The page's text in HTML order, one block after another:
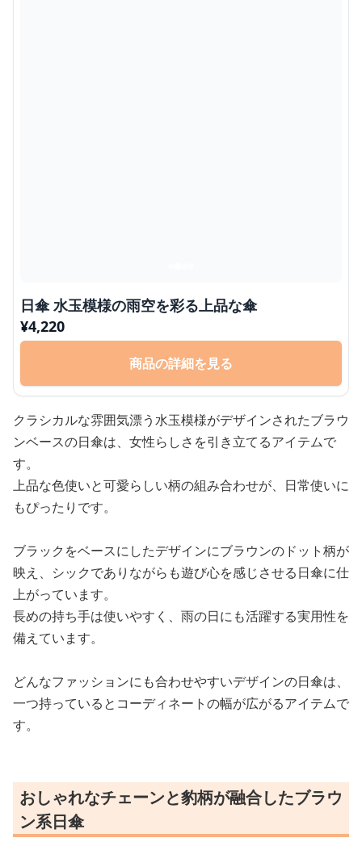
日傘 水玉模様の雨空を彩る上品な傘
¥4,220
商品の詳細を見る
クラシカルな雰囲気漂う水玉模様がデザインされたブラウ
ンベースの日傘は、女性らしさを引き立てるアイテムで
す。
上品な色使いと可愛らしい柄の組み合わせが、日常使いに
もぴったりです。
ブラックをベースにしたデザインにブラウンのドット柄が
映え、シックでありながらも遊び心を感じさせる日傘に仕
上がっています。
長めの持ち手は使いやすく、雨の日にも活躍する実用性を
備えています。
どんなファッションにも合わせやすいデザインの日傘は、
一つ持っているとコーディネートの幅が広がるアイテムで
す。
おしゃれなチェーンと豹柄が融合したブラウ
ン系日傘